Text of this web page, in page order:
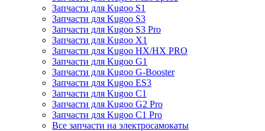
Запчасти для Kugoo S1
Запчасти для Kugoo S3
Запчасти для Kugoo S3 Pro
Запчасти для Kugoo X1
Запчасти для Kugoo HX/HX PRO
Запчасти для Kugoo G1
Запчасти для Kugoo G-Booster
Запчасти для Kugoo ES3
Запчасти для Kugoo C1
Запчасти для Kugoo G2 Pro
Запчасти для Kugoo C1 Pro
Все запчасти на электросамокаты